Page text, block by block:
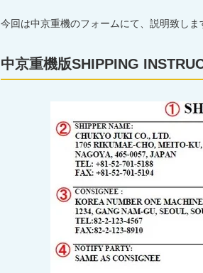
今回は中京重機のフォームにて、説明致しま
中京重機版SHIPPING